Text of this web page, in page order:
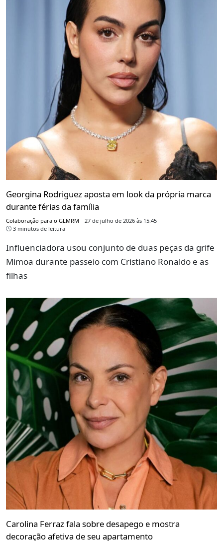
Georgina Rodriguez aposta em look da própria marca
durante férias da família
Colaboração para o GLMRM
27 de julho de 2026 às 15:45
3 minutos de leitura
Influenciadora usou conjunto de duas peças da grife
Mimoa durante passeio com Cristiano Ronaldo e as
filhas
Carolina Ferraz fala sobre desapego e mostra
decoração afetiva de seu apartamento